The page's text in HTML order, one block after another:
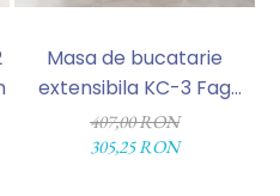
Masa de bucatarie
extensibila KC-3 Fag
90x59x74 cm
407,00 RON
305,25 RON